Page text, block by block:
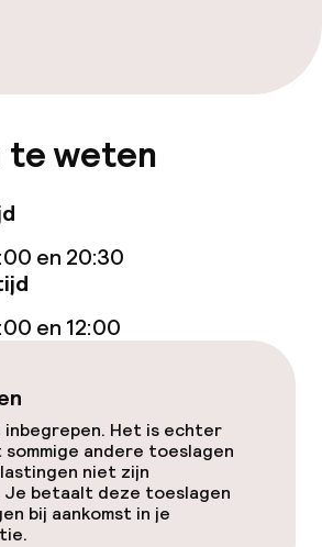
te weten
en 20:30
en 12:00
inbegrepen. Het is echter
sommige andere toeslagen
niet zijn
Je betaalt deze toeslagen
bij aankomst in je